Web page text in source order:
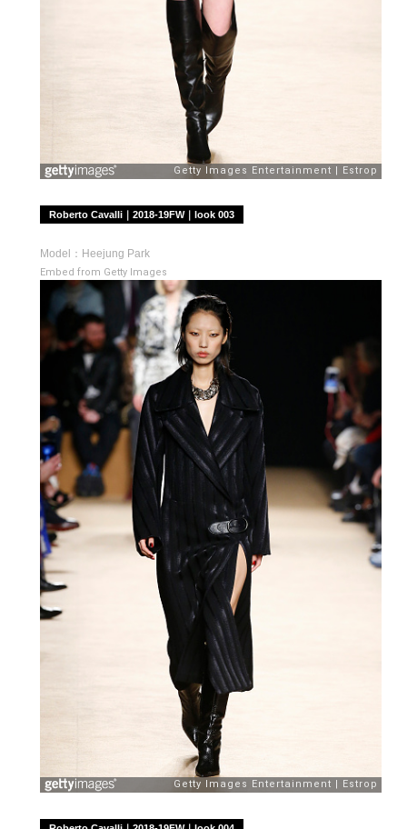
Roberto Cavalli｜2018-19FW｜look 003
Model：Heejung Park
Embed from Getty Images